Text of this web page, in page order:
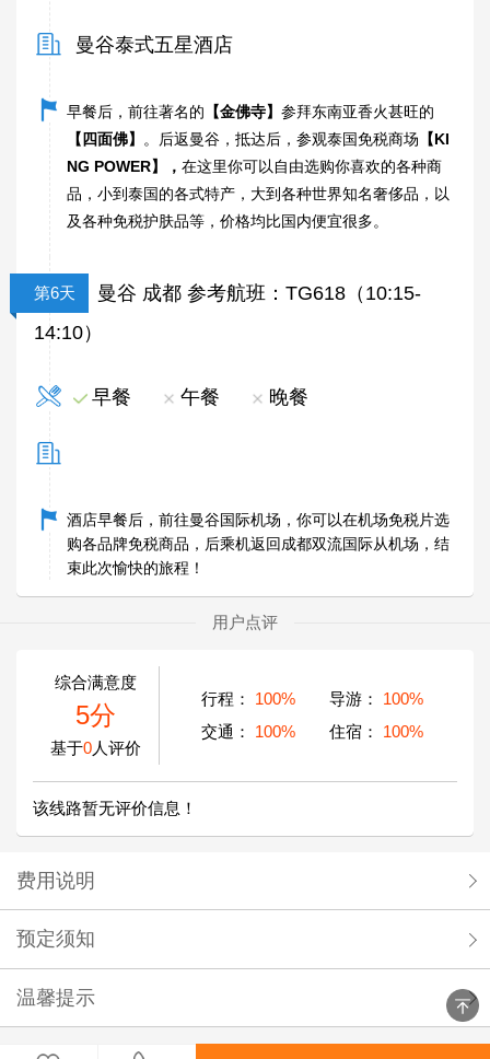
曼谷泰式五星酒店
早餐后，前往著名的 【金佛寺】 参拜东南亚香火甚旺的
【四面佛】
。后返曼谷，抵达后，参观泰国免税商场 【KI
NG POWER】， 在这里你可以自由选购你喜欢的各种商
品，小到泰国的各式特产，大到各种世界知名奢侈品，以
及各种免税护肤品等，价格均比国内便宜很多。
第6天
曼谷 成都 参考航班：TG618（10:15-
14:10）
早餐 午餐 晚餐
酒店早餐后，前往曼谷国际机场，你可以在机场免税片选
购各品牌免税商品，后乘机返回成都双流国际从机场，结
束此次愉快的旅程！
用户点评
综合满意度
5分
基于0人评价
行程： 100% 导游：
100%
交通：
100% 住宿： 100%
该线路暂无评价信息！
费用说明
预定须知
温馨提示